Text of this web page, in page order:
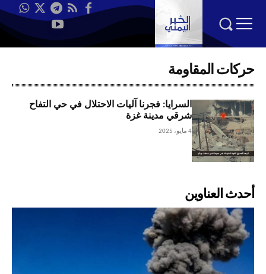
حركات المقاومة
السرايا: فجرنا آليات الاحتلال في حي التفاح
شرقي مدينة غزة
4 مايو، 2025
أحدث العناوين